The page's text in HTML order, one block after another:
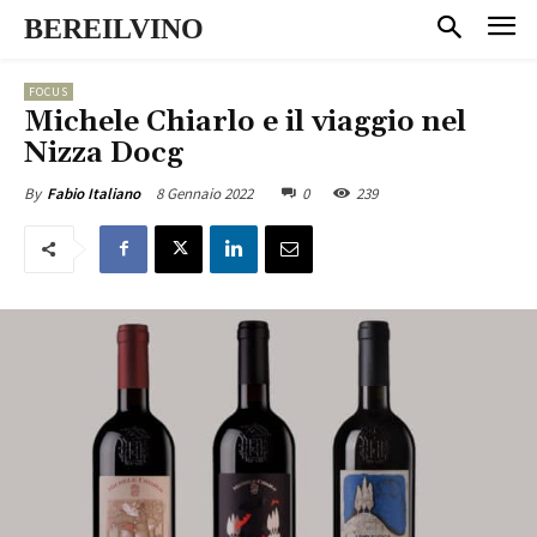
BEREILVINO
FOCUS
Michele Chiarlo e il viaggio nel
Nizza Docg
By Fabio Italiano 8 Gennaio 2022 0 239